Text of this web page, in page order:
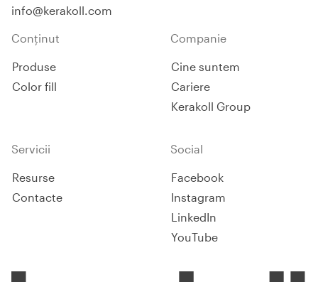
info@kerakoll.com
Conținut
Produse
Color fill
Companie
Cine suntem
Cariere
Kerakoll Group
Servicii
Resurse
Contacte
Social
Facebook
Instagram
LinkedIn
YouTube